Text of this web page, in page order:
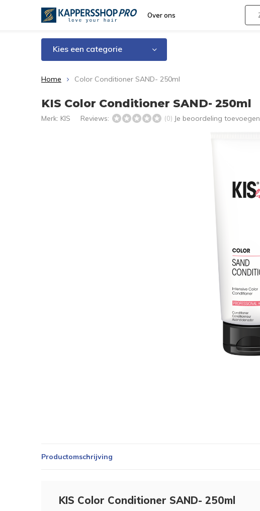
Over ons
Kies een categorie
Home Color Conditioner SAND- 250ml
KIS Color Conditioner SAND- 250ml
Merk: KIS Reviews: (0) Je beoordeling toevoegen
Productomschrijving
KIS Color Conditioner SAND- 250ml